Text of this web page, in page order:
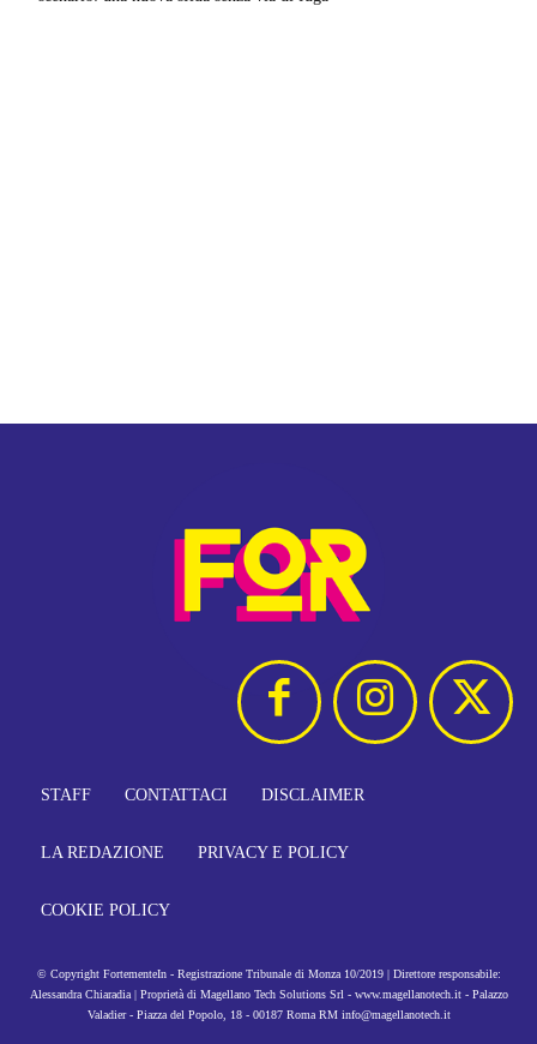
STAFF CONTATTACI DISCLAIMER
LA REDAZIONE PRIVACY E POLICY
COOKIE POLICY
© Copyright FortementeIn - Registrazione Tribunale di Monza 10/2019 | Direttore responsabile:
Alessandra Chiaradia | Proprietà di Magellano Tech Solutions Srl - www.magellanotech.it - Palazzo
Valadier - Piazza del Popolo, 18 - 00187 Roma RM info@magellanotech.it